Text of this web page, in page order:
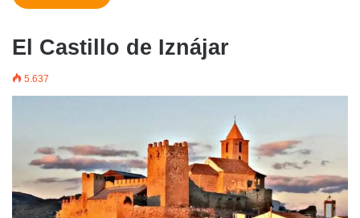
El Castillo de Iznájar
5.637